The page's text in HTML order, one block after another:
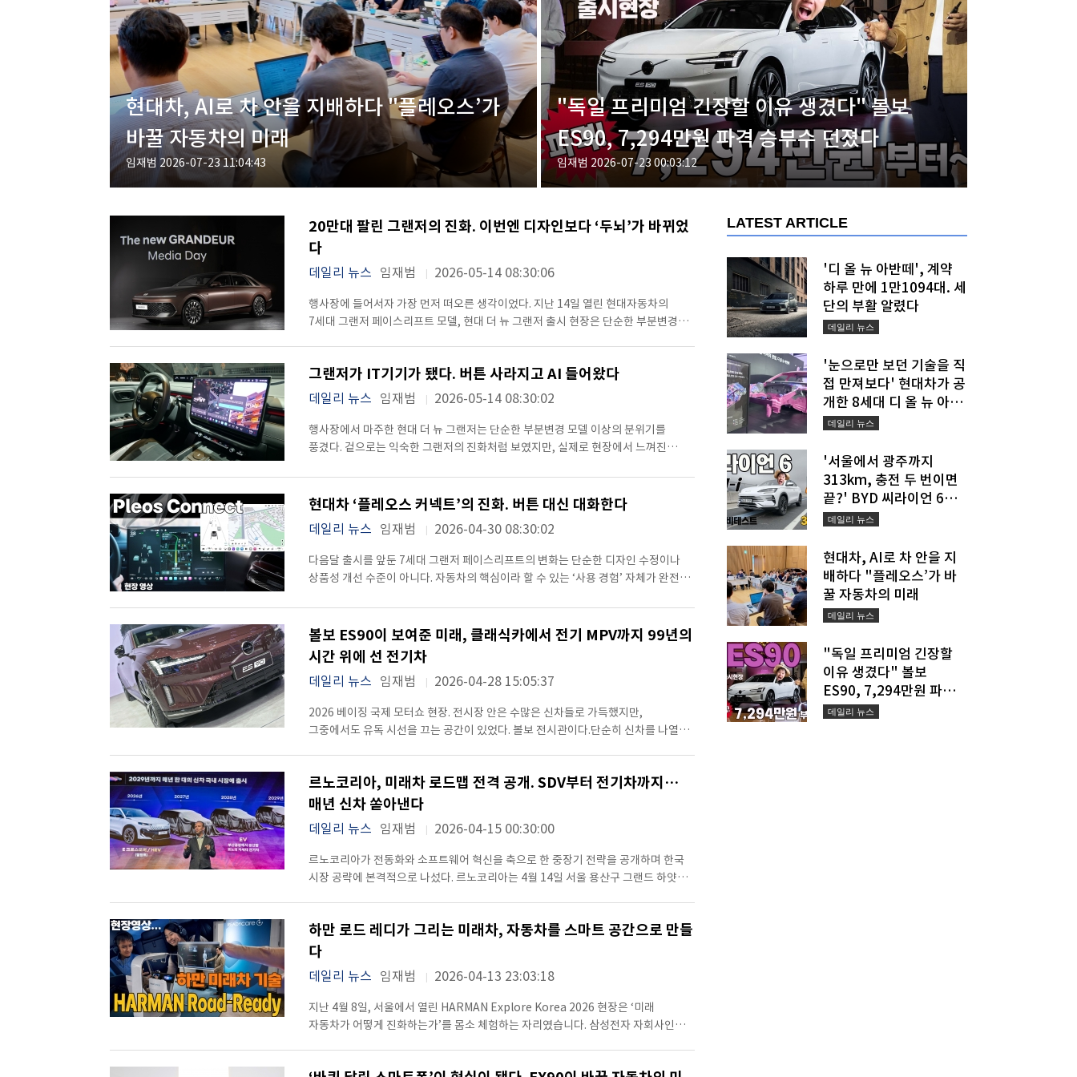
현대차, AI로 차 안을 지배하다 "플레오스’가
바꿀 자동차의 미래
임재범 2026-07-23 11:04:43
"독일 프리미엄 긴장할 이유 생겼다" 볼보
ES90, 7,294만원 파격 승부수 던졌다
임재범 2026-07-23 00:03:12
20만대 팔린 그랜저의 진화. 이번엔 디자인보다 ‘두뇌’가 바뀌었
다
데일리 뉴스 임재범 2026-05-14 08:30:06
행사장에 들어서자 가장 먼저 떠오른 생각이었다. 지난 14일 열린 현대자동차의
7세대 그랜저 페이스리프트 모델, 현대 더 뉴 그랜저 출시 현장은 단순한 부분변경
익숙하면서도 분위기가 완전히 달랐다. 기존 GN7 특유의 웅장한 비율감은
유지했지만, 실제로 눈앞에서 본 전면 디자인은 예상보다 훨씬 날렵하고
형상은 차체를 더 낮고 길어 보이게 만들었고, 얇아진 심리스 호라이즌 램프는 마치
콘셉트카를 보는 듯한 인상을 남겼다.사진으로 볼 때보다 실차 존재감은 훨씬 강했다.
그랜저보다 확실히 더 젊고 세련됐다. 행사장 곳곳에서는 “이 정도면 거의 풀체인지
수준 아니냐”는 반응도 어렵지 않게 들렸다. 측면으로 이동하자 디테일 변화가 더
눈에 들어왔다. 방향지시등이 포함된 펜더 가니쉬는 전면부터 후면까지 이어지는
라이팅 이미지를 자연스럽게 연결했고, 돌출형 샤크핀 안테나를 없앤 히든 타입
고급감 차이가 꽤 크게 느껴졌다. 실내 분위기는 더 극적이었다. 문을 열고 운전석에
앉는 순간 가장 먼저 시선을 압도한 건 새롭게 적용된 17인치 중앙 디스플레이다.
디스플레이로 정리돼 운전자 시선 이동도 최소화했다. 특히 이번 더 뉴 그랜저에서
가장 인상적이었던 부분은 현대차 최초로 적용된 AAOS 기반 ‘플레오스 커넥트’였다.
현장에서 직접 시연된 생성형 AI ‘글레오 AI’는 기존 음성인식 수준을 넘어서는
모습이었다. 단순 공조 제어나 목적지 설정 정도가 아니라 여행 일정 추천이나
자연스러운 대화까지 이어가는 모습은 “자동차가 점점 하나의 디지털 디바이스가
되어간다”는 걸 체감하게 만들었다. 무엇보다 인상적이었던 건 앱마켓 개념이었다.
관계자들이 “차 안에서 보내는 시간이 단순 이동이 아니라 하나의 라이프스타일
공간으로 바뀌고 있다”고 설명했는데, 직접 경험해보니 왜 그런 표현을 쓰는지
이해가 갔다. 실내 곳곳의 변화도 꽤 흥미로웠다. 기존 송풍구 조작 노브를 없애고
적용한 전동식 에어벤트는 버튼 하나로 바람 방향을 바꾸는 방식인데, 실제로
중심으로 바람을 제어하는 기능도 인상적이었다. 또 하나 사람들이 몰려 있었던
기능은 ‘스마트 비전 루프’였다. 일반적인 블라인드 방식이 아니라 PDLC 필름을
활용해 유리 투명도를 조절하는 방식인데, 버튼 조작만으로 루프 분위기가 완전히
달라졌다. 개방감은 유지하면서도 직사광선을 효과적으로 차단하는 모습이 꽤
신선했다.이번 더 뉴 그랜저는 단순히 편의사양만 강화한 차가 아니었다. 현대차는
차세대 하이브리드 시스템도 처음 적용했다. 아직 구체적인 인증 수치는 공개되지
않았지만, 시스템 출력과 연비 모두 향상됐다는 설명이다. 특히 세단 최초로 적용된
더해지면서 사실상 ‘쇼퍼드리븐 성향’까지 고려한 모습이 강하게 느껴졌다. 실제로
뒷좌석에 앉아보니 공간감과 착좌감이 상당히 인상적이었다. 원래도 넓기로 유명했던
그랜저가 IT기기가 됐다. 버튼 사라지고 AI 들어왔다
데일리 뉴스 임재범 2026-05-14 08:30:02
행사장에서 마주한 현대 더 뉴 그랜저는 단순한 부분변경 모델 이상의 분위기를
풍겼다. 겉으로는 익숙한 그랜저의 진화처럼 보였지만, 실제로 현장에서 느껴진
SDV(소프트웨어 중심 자동차) 시대의 방향성에 가까웠다. 특히 행사장에서 가장 많은
대체하는 차세대 인포테인먼트 시스템인데, 단순히 화면 크기를 키우거나 UI를
바꾸는 수준이 아니었다. 실제 현장에서 경험한 플레오스 커넥트는 자동차 안에
하나의 운영체제(OS)를 통째로 이식한 느낌에 가까웠다.17인치 대형 디스플레이
기능까지 하나로 통합됐고, 물리 버튼을 최소화한 대신 스마트폰처럼 빠르고
인포테인먼트 시스템과는 확실히 다른 분위기였다. 현장에서 특히 인상적이었던 건
생성형 AI 기반 ‘글레오 AI(Gleo AI)’ 시연이었다. 단순 명령형 음성인식을 넘어
자연스럽게 맥락을 이해하고 대화를 이어가는 방식이었는데, 실제로 관계자가 여행
가까운 느낌이었다.이 변화가 더 중요하게 느껴졌던 이유는, 플레오스 커넥트가 단순
편의장비가 아니라 앞으로 현대차그룹이 구축하려는 자율주행 생태계의 핵심
AI, 자율주행 기술을 지속적으로 확장하겠다는 방향성을 공개한 상태다. 실제로
현대차그룹은 2027년까지 AI 기반 ‘레벨 2+’ 자율주행 기술을 양산차에
주행 상황을 판단하는 영역까지 확대하겠다는 의미다. 카메라와 레이더, 차량 센서
데이터를 실시간으로 분석하고 OTA를 통해 기능을 계속 고도화하려면 결국 차량
자체가 하나의 소프트웨어 플랫폼으로 진화해야 한다. 더 뉴 그랜저에 처음 적용된
그랜저의 진짜 변화 역시 디자인보다 ‘보이지 않는 영역’에 있었다. 샤크 노즈
디자인과 얇아진 심리스 호라이즌 램프, 미래지향적인 실내 변화도 분명
인상적이었지만, 현대차가 이번 모델을 통해 진짜 강조한 건 앞으로 자동차가 어떻게
변할 것인가에 대한 청사진이었다.특히 현장 관계자들이 반복적으로 언급한 키워드도
‘확장성’이었다. 스마트폰처럼 차량 기능을 계속 업데이트하고, 앱마켓을 통해 새로운
스트리밍 서비스 정도로 체감되지만, 앞으로 자율주행 기능과 차량 AI가 본격적으로
결합되면 자동차의 개념 자체가 완전히 달라질 가능성이 크다. 결국 더 뉴 그랜저는
단순한 내연기관 플래그십 세단의 페이스리프트가 아니었다. 이미 국내 시장에서
현대차 ‘플레오스 커넥트’의 진화. 버튼 대신 대화한다
데일리 뉴스 임재범 2026-04-30 08:30:02
다음달 출시를 앞둔 7세대 그랜저 페이스리프트의 변화는 단순한 디자인 수정이나
상품성 개선 수준이 아니다. 자동차의 핵심이라 할 수 있는 ‘사용 경험’ 자체가 완전히
기술이었다. 현장에서 직접 확인한 이 시스템은 더 이상 자동차에 붙어 있는
디스플레이가 아니라, 차량 자체를 하나의 스마트 디바이스로 재정의하려는 시도에
가까웠다. 플레오스 커넥트는 현대차그룹이 추진 중인 SDV(Software Defined
Vehicle) 전략의 첫 결과물이다. 자동차는 이제 출고 시점의 완성도가 끝이 아니라,
커넥트는 무선 업데이트를 통해 기능과 서비스를 지속적으로 추가할 수 있도록
설계됐다. 시간이 지날수록 더 똑똑해지고, 더 편리해지는 자동차. 기존 개념과는
완전히 다른 접근이다. 운전석에 앉아 가장 먼저 체감되는 변화는 인터페이스다.
안에서 좌측은 주행 정보, 우측은 앱과 콘텐츠 영역으로 자연스럽게 분리된다. 속도나
경고등, 차량 상태 같은 필수 정보는 항상 시야 가까이에 유지되고, 내비게이션이나
미디어, 차량 설정은 오른쪽에서 직관적으로 조작된다. 여기에 운전석 전방에는 슬림
중심 인터페이스에 물리 버튼을 함께 유지한 점은 인상적이다. 공조나 시트 기능처럼
자주 사용하는 조작은 물리 버튼으로 빠르게 처리할 수 있어 주행 중 안전성까지
‘3핑거 제스처’, 두 개의 앱을 동시에 실행하는 분할 화면, 정차 시 전체 화면으로
콘텐츠를 즐기는 기능까지, 차량 내부 경험은 점점 모바일 디바이스에 가까워지고
있어, 운전 중 불필요한 탐색 과정을 줄여준다. 이 모든 경험의 중심에는 AI가 있다.
플레오스 커넥트에 탑재된 ‘Gleo AI’는 단순한 음성 인식 수준을 넘어선다. 대규모
언어 모델 기반으로 사용자의 발화 의도와 대화 맥락을 이해하고, 주행 상황까지
찾아주고, “좀 덥다”는 말에는 공조를 자동으로 조절한다. 여러 개의 명령을 한 번에
전달해도 순차적으로 수행하며, 탑승자의 좌석 위치까지 인식해 개인별 맞춤 제어도
볼보 ES90이 보여준 미래, 클래식카에서 전기 MPV까지 99년의
시간 위에 선 전기차
데일리 뉴스 임재범 2026-04-28 15:05:37
2026 베이징 국제 모터쇼 현장. 전시장 안은 수많은 신차들로 가득했지만,
그중에서도 유독 시선을 끄는 공간이 있었다. 볼보 전시관이다.단순히 신차를 나열한
의미를 담고 있었다. 1927년 스웨덴 예테보리에서 시작된 볼보는 ‘안전’이라는
단어를 자동차의 본질로 끌어올린 브랜드다. 3점식 안전벨트를 전 세계에 무상
시스템까지, 사람을 중심에 둔 기술을 꾸준히 발전시켜 왔다.전동화로 빠르게
전환되는 지금의 흐름 속에서도 그 철학은 여전히 이어지고 있었다. 전시관 한쪽에는
그 시간을 상징하는 클래식카가 조용히 자리하고 있었다. 많은 이들의 발걸음을
등장한 이 작은 차는 단순한 이동 수단 이상의 의미를 지녔다. 당시로서는
혁신적이었던 양산형 안전 케이지 구조와 접합식(이중 적층) 앞유리를 적용하며,
‘일반 가정을 위한 안전한 자동차’라는 새로운 기준을 제시했다.20년이 넘는 생산
기간 동안 약 44만 대 이상이 판매되며 유럽과 미국 시장에서 큰 반향을 일으켰고,
무엇보다 스웨덴 대중에게 자동차를 일상으로 끌어들인 상징적인 존재였다. 최신
클래식카는 오히려 브랜드의 과거를 가장 선명하게 드러내고 있었다. 기술은 완전히
달라졌지만, ‘사람을 위한 자동차’라는 출발점은 지금까지 변하지 않았다는 메시지가
자연스럽게 이어졌다.그 중심에는 ES90과 EX90이 나란히 조명을 받고
르노코리아, 미래차 로드맵 전격 공개. SDV부터 전기차까지…
매년 신차 쏟아낸다
데일리 뉴스 임재범 2026-04-15 00:30:00
르노코리아가 전동화와 소프트웨어 혁신을 축으로 한 중장기 전략을 공개하며 한국
시장 공략에 본격적으로 나섰다. 르노코리아는 4월 14일 서울 용산구 그랜드 하얏트
대 이상의 전동화 모델을 선보이고, 2028년부터는 부산공장에서 차세대 전기차를
생산해 국내 전기차 시장에서 경쟁력을 강화하는 데 있다. 르노코리아는 이를 통해
추진하겠다는 계획이다. 이날 간담회에 나선 니콜라 파리 르노코리아 사장은 “한국은
전기차와 디지털 기술 수요가 빠르게 성장하는 핵심 시장”이라며 “혁신적인 전동화
모델과 소프트웨어 정의 차량을 통해 새로운 모빌리티 가치를 제공하겠다”고
경쟁력을 끌어올리는 전환점이 될 것”이라며, 배터리 공급망 구축과 파트너십 기반의
생태계 조성을 통해 미래 모빌리티 혁신을 선도하겠다는 의지를 밝혔다.
하만 로드 레디가 그리는 미래차, 자동차를 스마트 공간으로 만들
다
데일리 뉴스 임재범 2026-04-13 23:03:18
지난 4월 8일, 서울에서 열린 HARMAN Explore Korea 2026 현장은 ‘미래
자동차가 어떻게 진화하는가’를 몸소 체험하는 자리였습니다. 삼성전자 자회사인
LATEST ARTICLE
데일리 뉴스
'디 올 뉴 아반떼', 계약
하루 만에 1만1094대. 세
단의 부활 알렸다
데일리 뉴스
'눈으로만 보던 기술을 직
접 만져보다' 현대차가 공
개한 8세대 디 올 뉴 아반
떼의 진짜 경쟁력
데일리 뉴스
'서울에서 광주까지
313km, 충전 두 번이면
끝?' BYD 씨라이언 6
DM-i의 새로운 장거리 공
데일리 뉴스
현대차, AI로 차 안을 지
배하다 "플레오스’가 바
꿀 자동차의 미래
데일리 뉴스
"독일 프리미엄 긴장할
이유 생겼다" 볼보
ES90, 7,294만원 파격
승부수 던졌다